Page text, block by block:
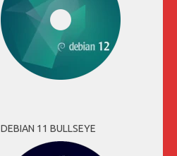
DEBIAN 11 BULLSEYE